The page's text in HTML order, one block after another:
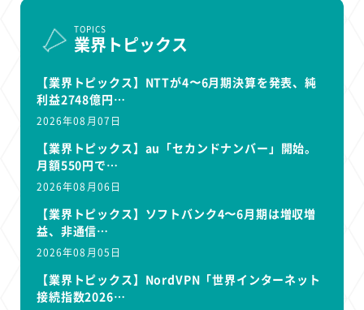
TOPICS
業界トピックス
【業界トピックス】NTTが4〜6月期決算を発表、純
利益2748億円…
2026年08月07日
【業界トピックス】au「セカンドナンバー」開始。
月額550円で…
2026年08月06日
【業界トピックス】ソフトバンク4〜6月期は増収増
益、非通信…
2026年08月05日
【業界トピックス】NordVPN「世界インターネット
接続指数2026…